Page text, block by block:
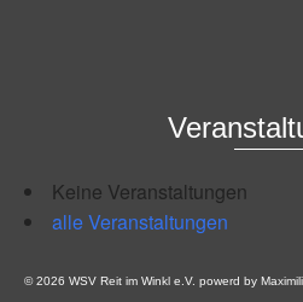
Keine Veranstaltungen
alle Veranstaltungen
© 2026 WSV Reit im Winkl e.V. powerd by